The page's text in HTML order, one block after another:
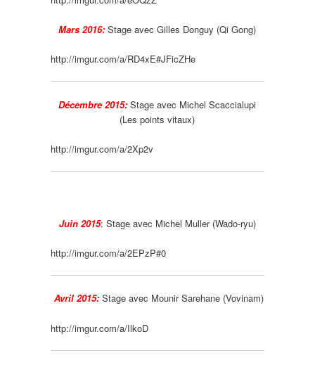
Mars 2016: Stage avec Gilles Donguy (Qi Gong)
http://imgur.com/a/RD4xE#JFicZHe
Décembre 2015: Stage avec Michel Scaccialupi
(Les points vitaux)
http://imgur.com/a/2Xp2v
Juin 2015: Stage avec Michel Muller (Wado-ryu)
http://imgur.com/a/2EPzP#0
Avril 2015:Stage avec Mounir Sarehane (Vovinam)
http://imgur.com/a/IlkoD